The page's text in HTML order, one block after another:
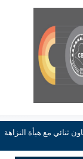
ثنائي مع هيأة النزاهة